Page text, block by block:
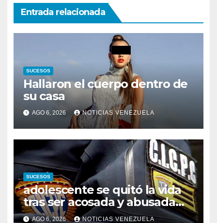
Entrada relacionada
SUCESOS
Hallaron el cuerpo dentro de
su casa
AGO 6, 2026 NOTICIAS VENEZUELA
SUCESOS
adolescente se quitó la vida
tras ser acosada y abusada
por la pareja de su abuela
AGO 6, 2026 NOTICIAS VENEZUELA